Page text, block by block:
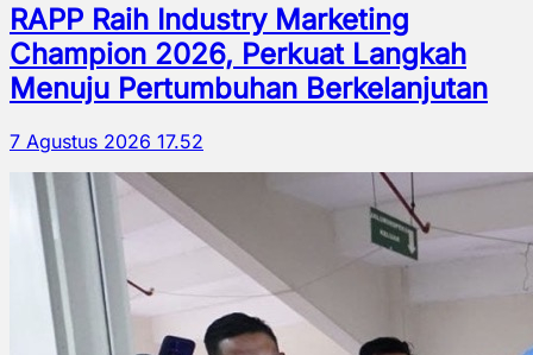
RAPP Raih Industry Marketing
Champion 2026, Perkuat Langkah
Menuju Pertumbuhan Berkelanjutan
7 Agustus 2026 17.52